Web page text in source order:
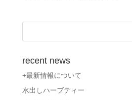
recent news
+最新情報について
水出しハーブティー